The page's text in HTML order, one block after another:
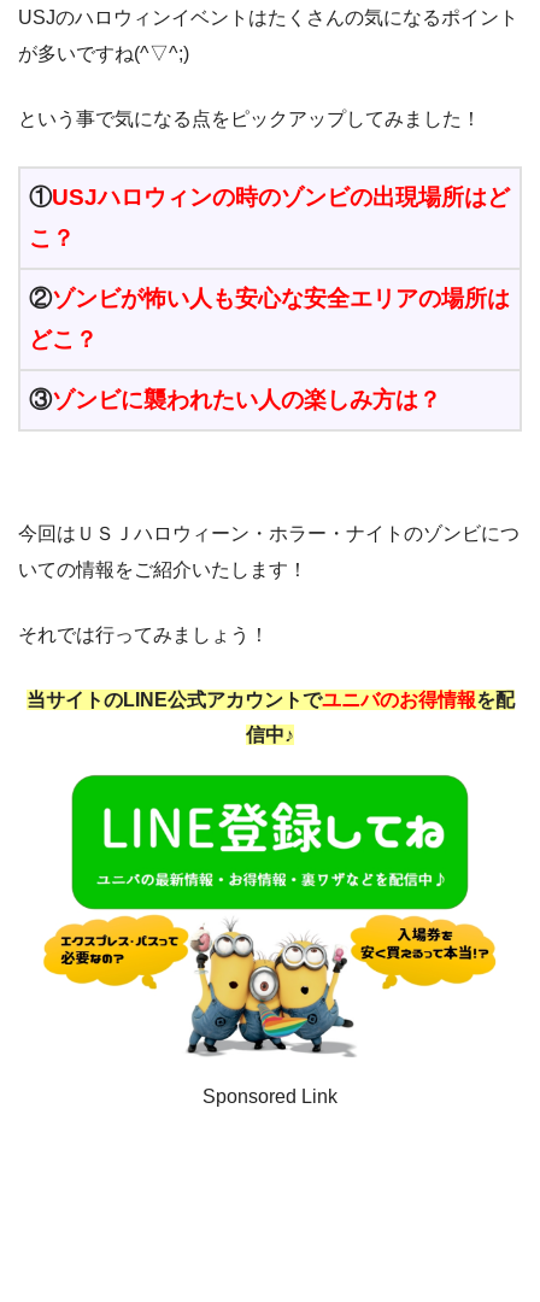
USJのハロウィンイベントはたくさんの気になるポイント
が多いですね(^▽^;)
という事で気になる点をピックアップしてみました！
①USJハロウィンの時のゾンビの出現場所はど
こ？
②ゾンビが怖い人も安心な安全エリアの場所は
どこ？
③ゾンビに襲われたい人の楽しみ方は？
今回はＵＳＪハロウィーン・ホラー・ナイトのゾンビにつ
いての情報をご紹介いたします！
それでは行ってみましょう！
当サイトのLINE公式アカウントでユニバのお得情報を配
信中♪
Sponsored Link